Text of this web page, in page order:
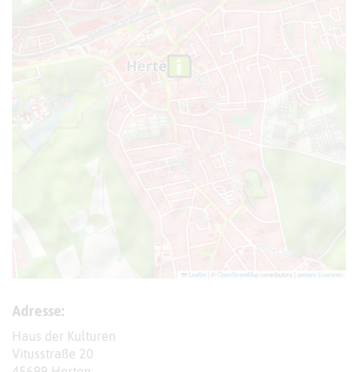
Leaflet OpenStreetMapcontributors | weitere Lizenzen
Adresse:
Haus der Kulturen
Vitusstraße 20